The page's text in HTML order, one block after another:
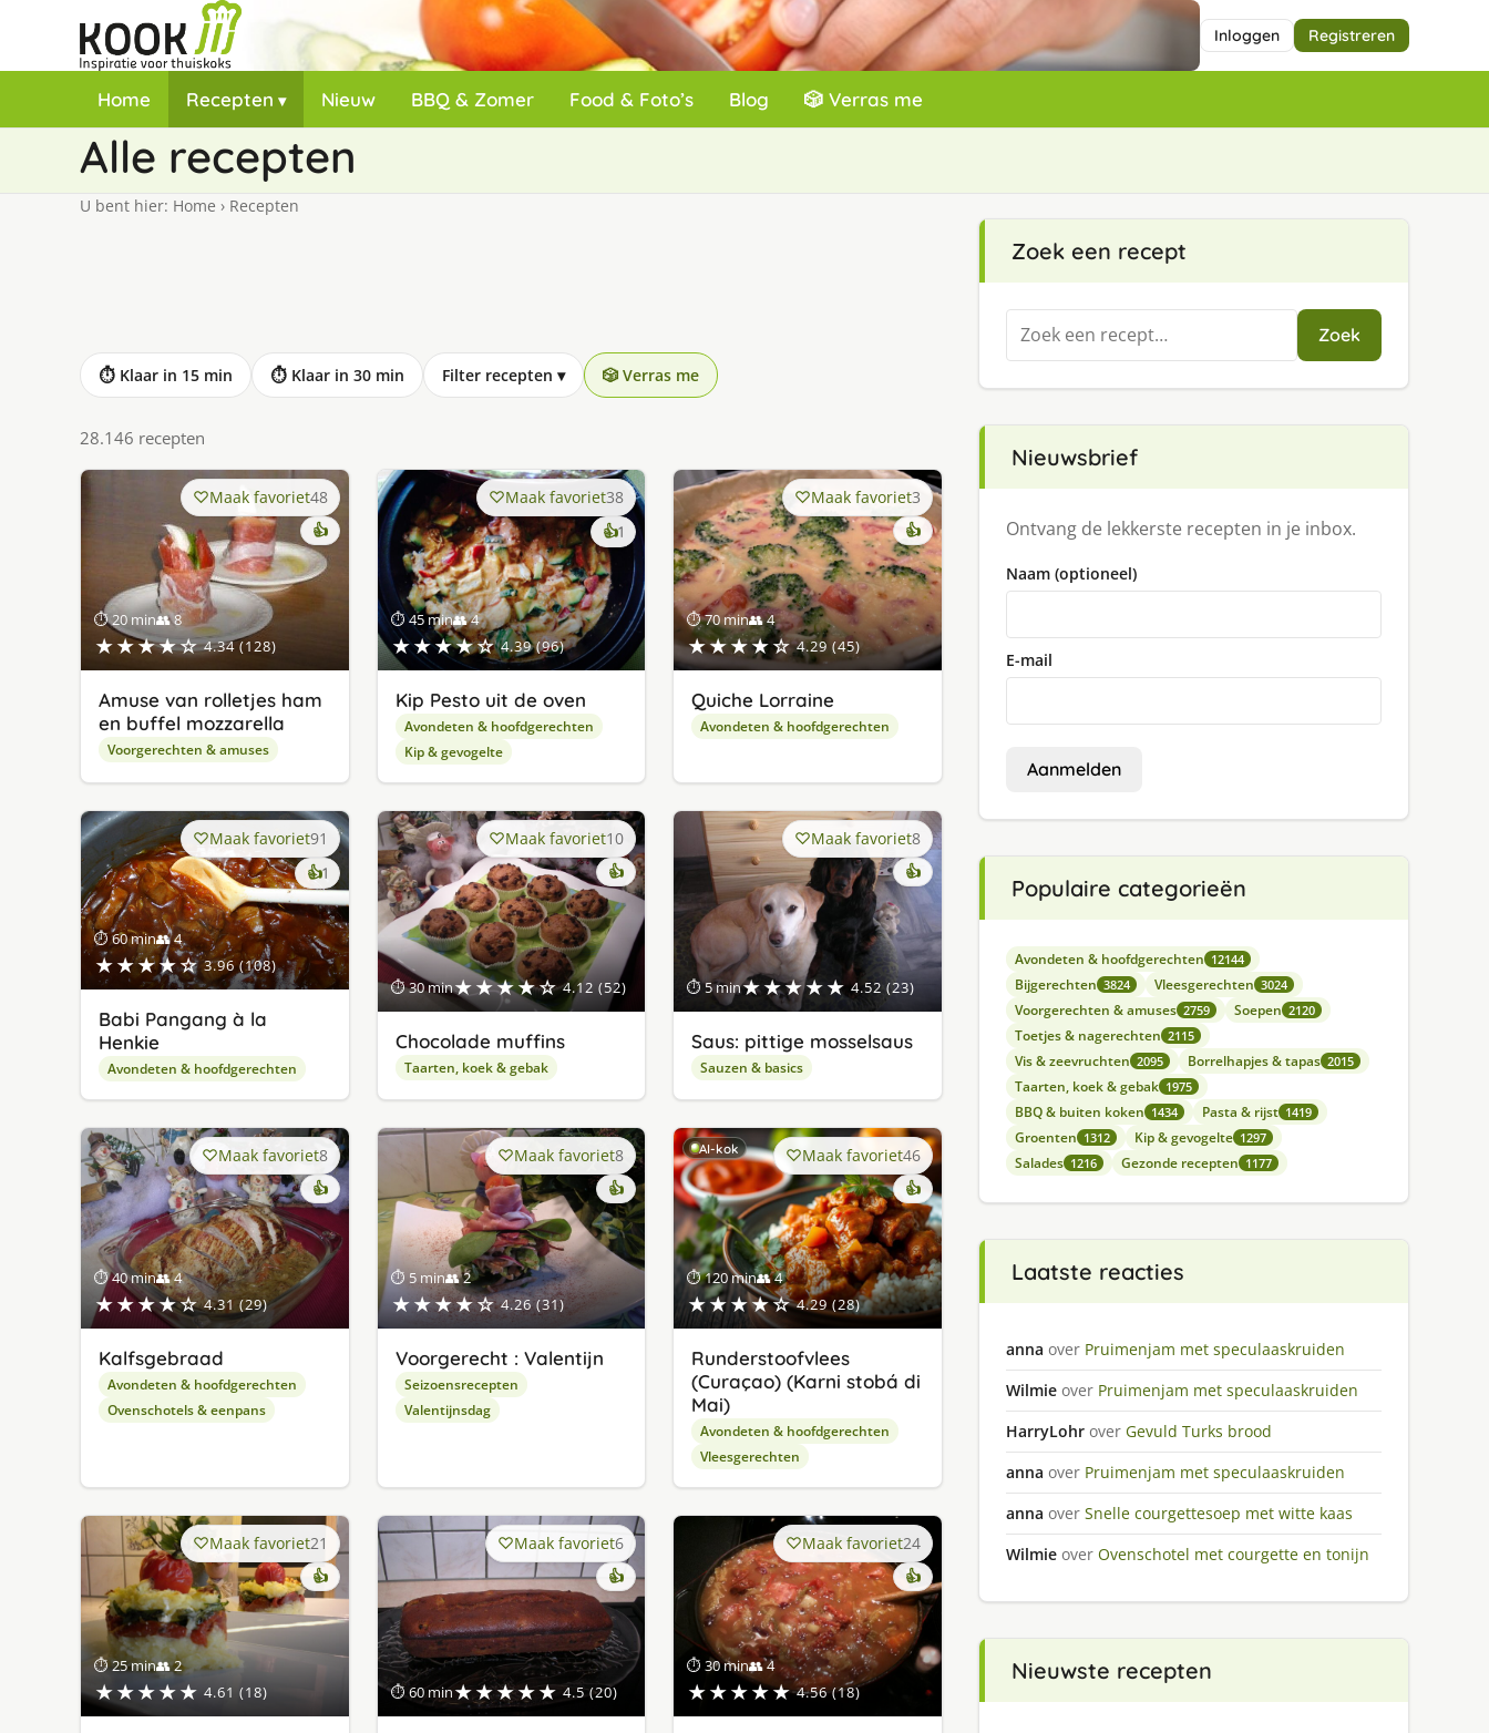
Inloggen Registreren
Home Recepten Nieuw BBQ & Zomer Food & Foto’s Blog 🎲 Verras me
Alle recepten
U bent hier: Home › Recepten
⏱ Klaar in 15 min ⏱ Klaar in 30 min Filter recepten ▾ 🎲 Verras me
28.146 recepten
⏱ 20 min👥 8
★★★★☆ 4.34 (128)
Maak favoriet48
👍
Amuse van rolletjes ham
en buffel mozzarella
Voorgerechten & amuses
⏱ 45 min👥 4
★★★★☆ 4.39 (96)
Maak favoriet38
👍1 keer
lekker
gevonden
Kip Pesto uit de oven
Avondeten & hoofdgerechten
Kip & gevogelte
⏱ 70 min👥 4
★★★★☆ 4.29 (45)
Maak favoriet3
👍
Quiche Lorraine
Avondeten & hoofdgerechten
⏱ 60 min👥 4
★★★★☆ 3.96 (108)
Maak favoriet91
👍1keer
lekker
gevonden
Babi Pangang à la
Henkie
Avondeten & hoofdgerechten
⏱ 30 min★★★★☆ 4.12 (52)
Maak favoriet10
👍
Chocolade muffins
Taarten, koek & gebak
⏱ 5 min★★★★★ 4.52 (23)
Maak favoriet8
👍
Saus: pittige mosselsaus
Sauzen & basics
⏱ 40 min👥 4
★★★★☆ 4.31 (29)
Maak favoriet8
👍
Kalfsgebraad
Avondeten & hoofdgerechten
Ovenschotels & eenpans
⏱ 5 min👥 2
★★★★☆ 4.26 (31)
Maak favoriet8
👍
Voorgerecht : Valentijn
Seizoensrecepten
Valentijnsdag
AI-kok
⏱ 120 min👥 4
★★★★☆ 4.29 (28)
Maak favoriet46
👍
Runderstoofvlees
(Curaçao) (Karni stobá di
Mai)
Avondeten & hoofdgerechten
Vleesgerechten
⏱ 25 min👥 2
★★★★★ 4.61 (18)
Maak favoriet21
👍
⏱ 60 min★★★★★ 4.5 (20)
Maak favoriet6
👍
⏱ 30 min👥 4
★★★★★ 4.56 (18)
Maak favoriet24
👍
Zoek een recept
Zoeken
naar:
Zoek
Nieuwsbrief
Ontvang de lekkerste recepten in je inbox.
Naam (optioneel)
E-mail
Aanmelden
Populaire categorieën
Avondeten & hoofdgerechten 12144
Bijgerechten 3824 Vleesgerechten 3024
Voorgerechten & amuses 2759 Soepen 2120
Toetjes & nagerechten 2115
Vis & zeevruchten 2095 Borrelhapjes & tapas 2015
Taarten, koek & gebak 1975
BBQ & buiten koken 1434 Pasta & rijst 1419
Groenten 1312 Kip & gevogelte 1297
Salades 1216 Gezonde recepten 1177
Laatste reacties
anna over Pruimenjam met speculaaskruiden
Wilmie over Pruimenjam met speculaaskruiden
HarryLohr over Gevuld Turks brood
anna over Pruimenjam met speculaaskruiden
anna over Snelle courgettesoep met witte kaas
Wilmie over Ovenschotel met courgette en tonijn
Nieuwste recepten